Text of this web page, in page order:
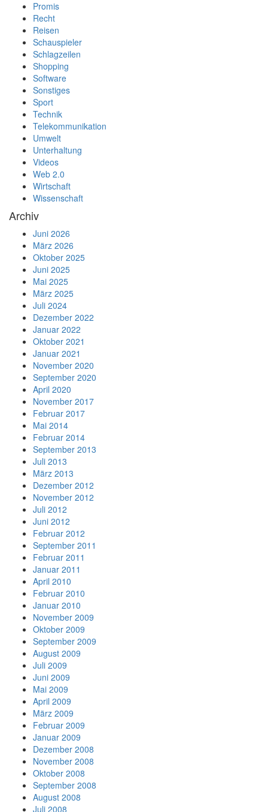
Promis
Recht
Reisen
Schauspieler
Schlagzeilen
Shopping
Software
Sonstiges
Sport
Technik
Telekommunikation
Umwelt
Unterhaltung
Videos
Web 2.0
Wirtschaft
Wissenschaft
Archiv
Juni 2026
März 2026
Oktober 2025
Juni 2025
Mai 2025
März 2025
Juli 2024
Dezember 2022
Januar 2022
Oktober 2021
Januar 2021
November 2020
September 2020
April 2020
November 2017
Februar 2017
Mai 2014
Februar 2014
September 2013
Juli 2013
März 2013
Dezember 2012
November 2012
Juli 2012
Juni 2012
Februar 2012
September 2011
Februar 2011
Januar 2011
April 2010
Februar 2010
Januar 2010
November 2009
Oktober 2009
September 2009
August 2009
Juli 2009
Juni 2009
Mai 2009
April 2009
März 2009
Februar 2009
Januar 2009
Dezember 2008
November 2008
Oktober 2008
September 2008
August 2008
Juli 2008